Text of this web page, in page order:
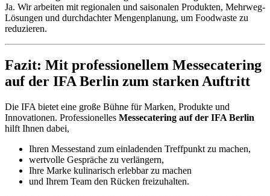
Ja. Wir arbeiten mit regionalen und saisonalen Produkten, Mehrweg-
Lösungen und durchdachter Mengenplanung, um Foodwaste zu
reduzieren.
Fazit: Mit professionellem Messecatering
auf der IFA Berlin zum starken Auftritt
Die IFA bietet eine große Bühne für Marken, Produkte und
Innovationen. Professionelles Messecatering auf der IFA Berlin
hilft Ihnen dabei,
Ihren Messestand zum einladenden Treffpunkt zu machen,
wertvolle Gespräche zu verlängern,
Ihre Marke kulinarisch erlebbar zu machen
und Ihrem Team den Rücken freizuhalten.